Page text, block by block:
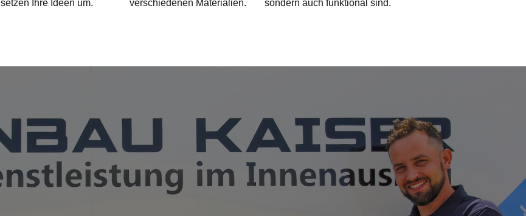
setzen Ihre Ideen um.
verschiedenen Materialien.
sondern auch funktional sind.